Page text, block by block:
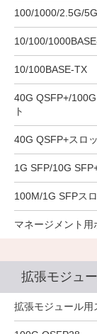
100/1000/2.5G/
10/100/
10/100BASE-TX
40G QSFP+/
ト
40G QSFP+スロ
1G SFP/10G
100M/1G SFPス
マネージメント用
－
－
－
4
－
－
－
1
拡張モジュ
拡張モジュール用
－